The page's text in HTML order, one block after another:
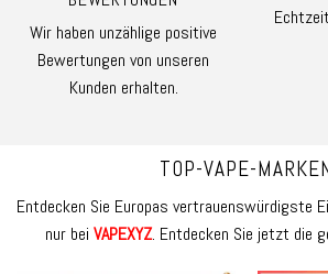
Wir haben unzählige positive
Bewertungen von unseren
Kunden erhalten.
TOP-VAPE-
Entdecken Sie Europas vertrauenswürdigste
nur bei VAPEXYZ. Entdecken Sie jetzt die